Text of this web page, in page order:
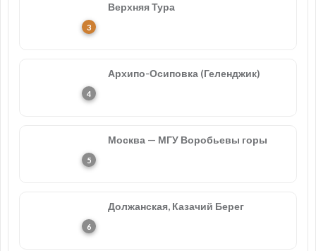
Верхняя Тура
Архипо-Осиповка (Геленджик)
Москва — МГУ Воробьевы горы
Должанская, Казачий Берег